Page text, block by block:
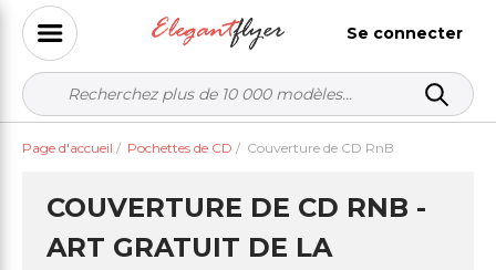
Se connecter
Page d'accueil / Pochettes de CD / Couverture de CD RnB
COUVERTURE DE CD RNB -
ART GRATUIT DE LA